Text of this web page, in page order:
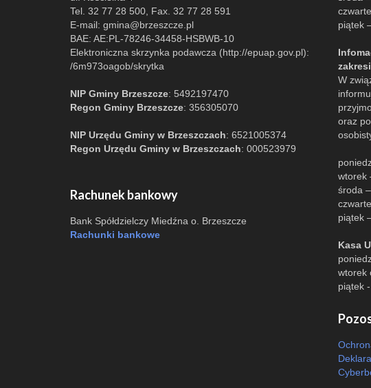
Tel. 32 77 28 500, Fax. 32 77 28 591
E-mail: gmina@brzeszcze.pl
BAE: AE:PL-78246-34458-HSBWB-10
Elektroniczna skrzynka podawcza (http://epuap.gov.pl):
/6m973oagob/skrytka
NIP Gminy Brzeszcze: 5492197470
Regon Gminy Brzeszcze: 356305070
NIP Urzędu Gminy w Brzeszczach: 6521005374
Regon Urzędu Gminy w Brzeszczach: 000523979
Rachunek bankowy
Bank Spółdzielczy Miedźna o. Brzeszcze
Rachunki bankowe
piątek
W
oraz
wtorek
środa
piątek
Kasa
wtorek
piątek